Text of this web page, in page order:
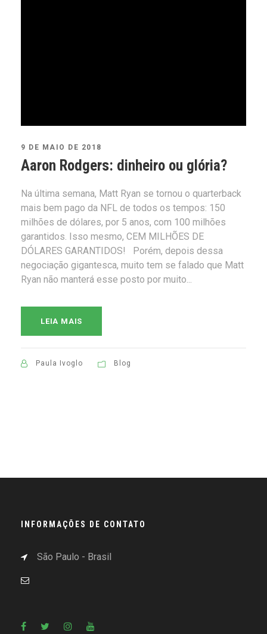
9 DE MAIO DE 2018
Aaron Rodgers: dinheiro ou glória?
Na última semana, Matt Ryan se tornou o quarterback
mais bem pago da NFL de todos os tempos: 150
milhões de dólares, por 5 anos, com 100 milhões
garantidos. Isso mesmo, CEM MILHÕES DE
DÓLARES GARANTIDOS! Porém, depois dessa
negociação gigantesca, muito tem se falado que Matt
Ryan não manterá esse posto por muito...
LEIA MAIS
Paula Ivoglo Blog
INFORMAÇÕES DE CONTATO
São Paulo - Brasil